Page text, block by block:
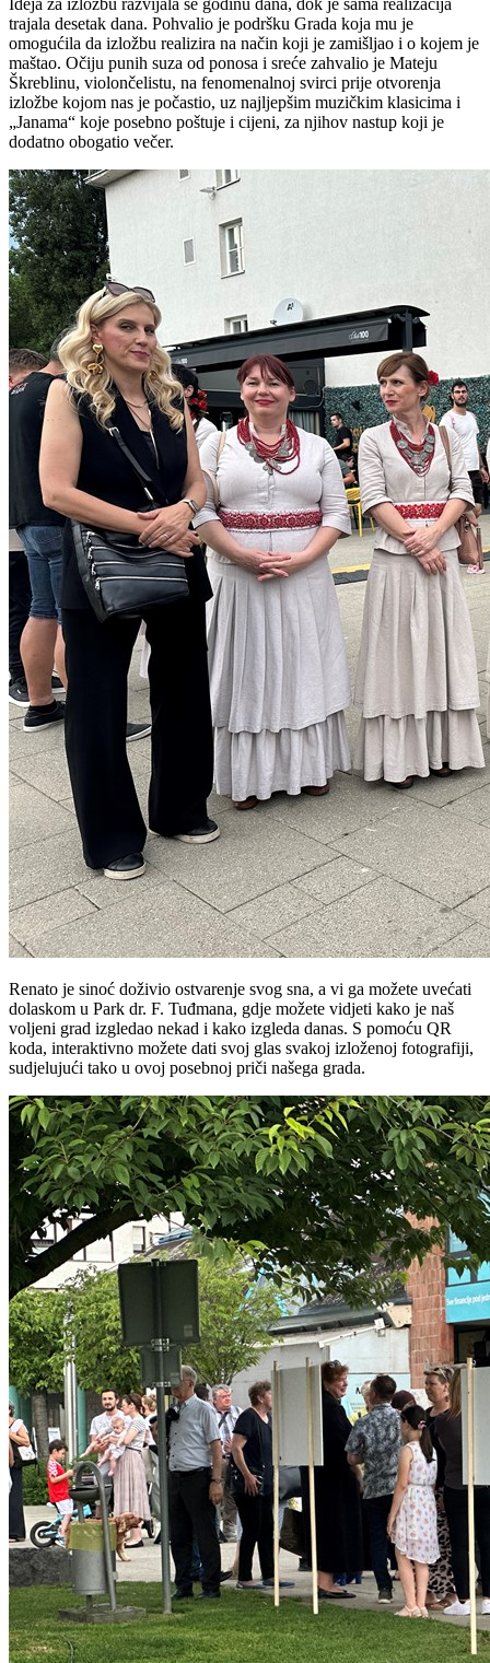
Ideja za izložbu razvijala se godinu dana, dok je sama realizacija
trajala desetak dana. Pohvalio je podršku Grada koja mu je
omogućila da izložbu realizira na način koji je zamišljao i o kojem je
maštao. Očiju punih suza od ponosa i sreće zahvalio je Mateju
Škreblinu, violončelistu, na fenomenalnoj svirci prije otvorenja
izložbe kojom nas je počastio, uz najljepšim muzičkim klasicima i
„Janama“ koje posebno poštuje i cijeni, za njihov nastup koji je
dodatno obogatio večer.
Renato je sinoć doživio ostvarenje svog sna, a vi ga možete uvećati
dolaskom u Park dr. F. Tuđmana, gdje možete vidjeti kako je naš
voljeni grad izgledao nekad i kako izgleda danas. S pomoću QR
koda, interaktivno možete dati svoj glas svakoj izloženoj fotografiji,
sudjelujući tako u ovoj posebnoj priči našega grada.